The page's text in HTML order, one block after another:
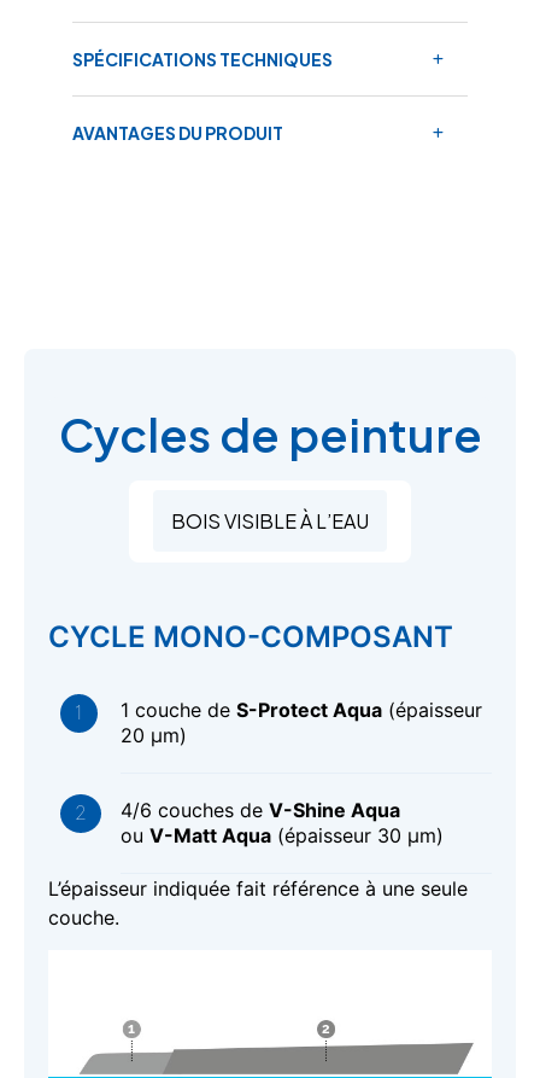
SPÉCIFICATIONS TECHNIQUES
AVANTAGES DU PRODUIT
Cycles de peinture
BOIS VISIBLE À L’EAU
CYCLE MONO-COMPOSANT
1 couche de S-Protect Aqua (épaisseur
20 μm)
4/6 couches de V-Shine Aqua
ou V-Matt Aqua (épaisseur 30 μm)
L’épaisseur indiquée fait référence à une seule
couche.